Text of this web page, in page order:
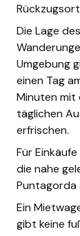
Die Lage
Umgebung
einen Tag
Minuten mit
täglichen
erfrischen.
Für
die nahe
Puntagorda
Ein
gibt keine